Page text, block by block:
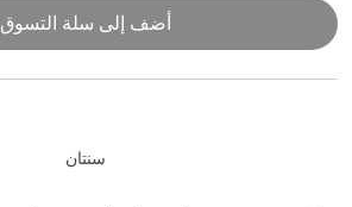
أضف إلى سلة التسوق
سنتان